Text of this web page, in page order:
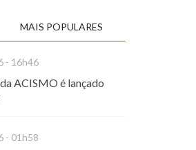
MAIS POPULARES
- 16h46
ACISMO é lançado
- 01h58